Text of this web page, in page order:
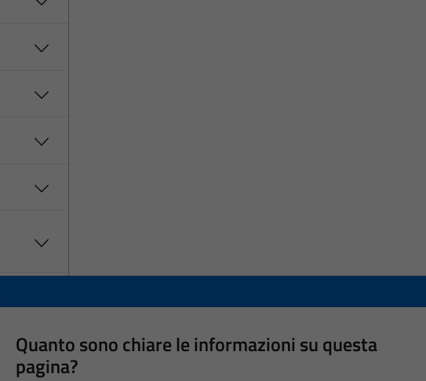
Quanto sono chiare le informazioni su questa
pagina?